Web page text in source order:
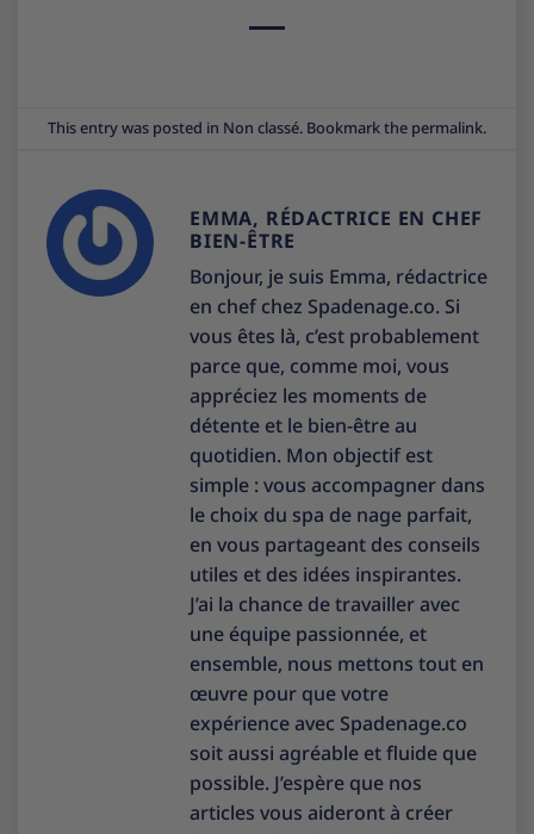
This entry was posted in Non classé. Bookmark the permalink.
EMMA, RÉDACTRICE EN CHEF
BIEN-ÊTRE
Bonjour, je suis Emma, rédactrice
en chef chez Spadenage.co. Si
vous êtes là, c’est probablement
parce que, comme moi, vous
appréciez les moments de
détente et le bien-être au
quotidien. Mon objectif est
simple : vous accompagner dans
le choix du spa de nage parfait,
en vous partageant des conseils
utiles et des idées inspirantes.
J’ai la chance de travailler avec
une équipe passionnée, et
ensemble, nous mettons tout en
œuvre pour que votre
expérience avec Spadenage.co
soit aussi agréable et fluide que
possible. J’espère que nos
articles vous aideront à créer